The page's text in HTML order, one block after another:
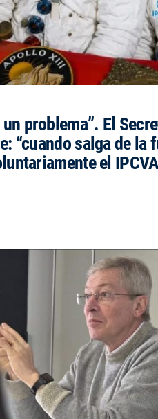
problema”. El
“cuando salga de la
el